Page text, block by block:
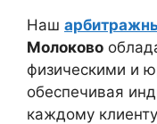
Наш
Молоково
физическими и
обеспечивая
каждому